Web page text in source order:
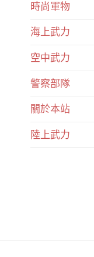
時尚軍物
海上武力
空中武力
警察部隊
關於本站
陸上武力